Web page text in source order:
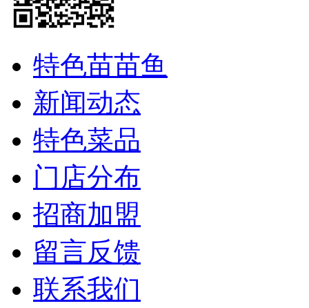
特色苗苗鱼
新闻动态
特色菜品
门店分布
招商加盟
留言反馈
联系我们